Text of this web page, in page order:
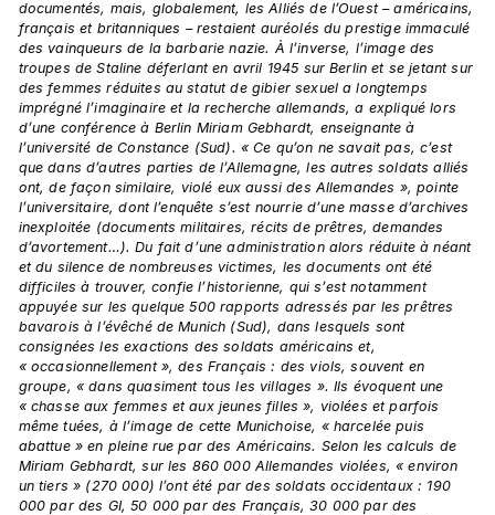
documentés, mais, globalement, les Alliés de l’Ouest – américains,
français et britanniques – restaient auréolés du prestige immaculé
des vainqueurs de la barbarie nazie. À l’inverse, l’image des
troupes de Staline déferlant en avril 1945 sur Berlin et se jetant sur
des femmes réduites au statut de gibier sexuel a longtemps
imprégné l’imaginaire et la recherche allemands, a expliqué lors
d’une conférence à Berlin Miriam Gebhardt, enseignante à
l’université de Constance (Sud). « Ce qu’on ne savait pas, c’est
que dans d’autres parties de l’Allemagne, les autres soldats alliés
ont, de façon similaire, violé eux aussi des Allemandes », pointe
l’universitaire, dont l’enquête s’est nourrie d’une masse d’archives
inexploitée (documents militaires, récits de prêtres, demandes
d’avortement…). Du fait d’une administration alors réduite à néant
et du silence de nombreuses victimes, les documents ont été
difficiles à trouver, confie l’historienne, qui s’est notamment
appuyée sur les quelque 500 rapports adressés par les prêtres
bavarois à l’évêché de Munich (Sud), dans lesquels sont
consignées les exactions des soldats américains et,
« occasionnellement », des Français : des viols, souvent en
groupe, « dans quasiment tous les villages ». Ils évoquent une
« chasse aux femmes et aux jeunes filles », violées et parfois
même tuées, à l’image de cette Munichoise, « harcelée puis
abattue » en pleine rue par des Américains. Selon les calculs de
Miriam Gebhardt, sur les 860 000 Allemandes violées, « environ
un tiers » (270 000) l’ont été par des soldats occidentaux : 190
000 par des GI, 50 000 par des Français, 30 000 par des